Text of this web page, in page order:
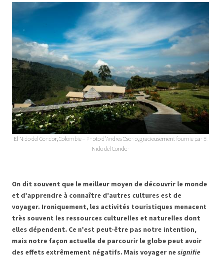
El Nido del Condor, Colombie – Photo d'Andres Osorio, gracieusement fournie par El
Nido del Condor
On dit souvent que le meilleur moyen de découvrir le monde
et d'apprendre à connaître d'autres cultures est de
voyager. Ironiquement, les activités touristiques menacent
très souvent les ressources culturelles et naturelles dont
elles dépendent. Ce n'est peut-être pas notre intention,
mais notre façon actuelle de parcourir le globe peut avoir
des effets extrêmement négatifs. Mais voyager ne signifie